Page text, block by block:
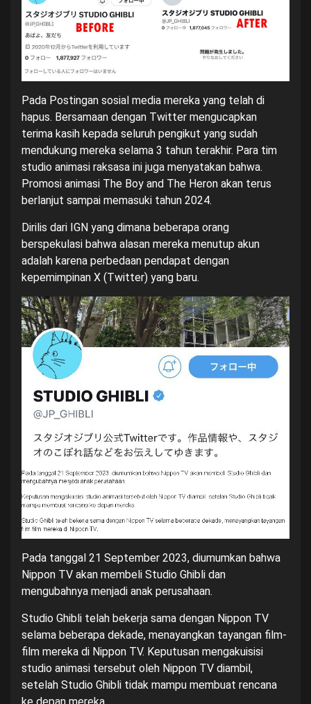
Pada Postingan sosial media mereka yang telah di
hapus. Bersamaan dengan Twitter mengucapkan
terima kasih kepada seluruh pengikut yang sudah
mendukung mereka selama 3 tahun terakhir. Para tim
studio animasi raksasa ini juga menyatakan bahwa.
Promosi animasi The Boy and The Heron akan terus
berlanjut sampai memasuki tahun 2024.
Dirilis dari IGN yang dimana beberapa orang
berspekulasi bahwa alasan mereka menutup akun
adalah karena perbedaan pendapat dengan
kepemimpinan X (Twitter) yang baru.
Pada tanggal 21 September 2023, diumumkan bahwa
Nippon TV akan membeli Studio Ghibli dan
mengubahnya menjadi anak perusahaan.
Studio Ghibli telah bekerja sama dengan Nippon TV
selama beberapa dekade, menayangkan tayangan film-
film mereka di Nippon TV. Keputusan mengakuisisi
studio animasi tersebut oleh Nippon TV diambil,
setelah Studio Ghibli tidak mampu membuat rencana